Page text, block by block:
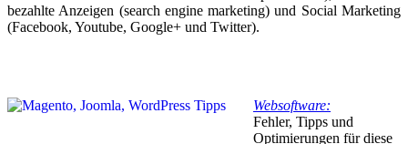
bezahlte Anzeigen (search engine marketing) und Social Marketing
(Facebook, Youtube, Google+ und Twitter).
Websoftware:
Fehler, Tipps und
Optimierungen für diese